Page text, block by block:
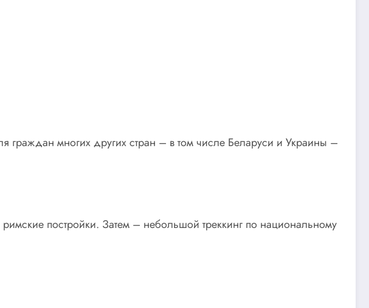
граждан многих других стран – в том числе Беларуси и Украины –
постройки. Затем – небольшой треккинг по национальному